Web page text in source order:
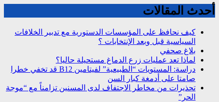
أحدث المقالات
كيف نحافظ على المؤسسات الدستورية مع تدبير الخلافات
السياسية قبل وبعد الإنتخابات ؟
بلاغ صحفي
لماذا تعد عمليات زرع الدماغ مستحيلة حاليا؟
دراسة: المستويات “الطبيعية” لفيتامين B12 قد تخفي خطرا
صامتا على أدمغة كبار السن
تحذيرات من مخاطر الاجتفاف لدى المسنين تزامناً مع “موجة
الحر”